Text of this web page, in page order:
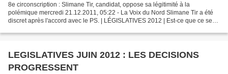
8e circonscription : Slimane Tir, candidat, oppose sa légitimité à la
polémique mercredi 21.12.2011, 05:22 - La Voix du Nord Slimane Tir a été
discret après l'accord avec le PS. | LÉGISLATIVES 2012 | Est-ce que ce sera
LEGISLATIVES JUIN 2012 : LES DECISIONS
PROGRESSENT